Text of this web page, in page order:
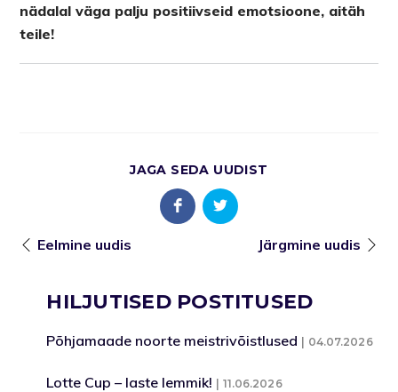
nädalal väga palju positiivseid emotsioone, aitäh
teile!
JAGA SEDA UUDIST
Eelmine uudis Järgmine uudis
HILJUTISED POSTITUSED
Põhjamaade noorte meistrivõistlused 04.07.2026
Lotte Cup – laste lemmik! 11.06.2026